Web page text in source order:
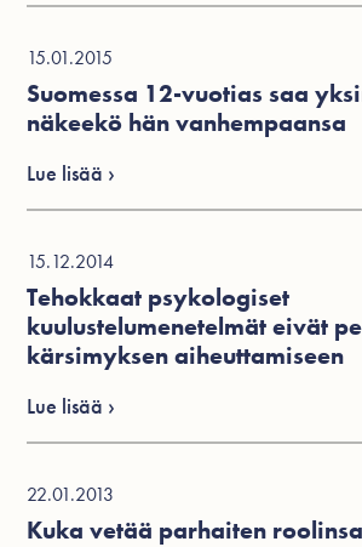
22.01.2013
Kuka vetää parhaiten
15.12.2014
Tehokkaat psykologiset
kuulustelumenetelmät eivät
kärsimyksen aiheuttamiseen
Lue lisää ›
15.01.2015
Suomessa 12-vuotias saa
näkeekö hän vanhempaansa
Lue lisää ›